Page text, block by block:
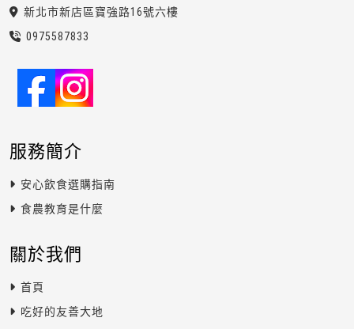
關於我們
首頁
吃好的友善大地
服務簡介
安心飲食選購指南
食農教育是什麼
新北市新店區寶強路16號六樓
0975587833